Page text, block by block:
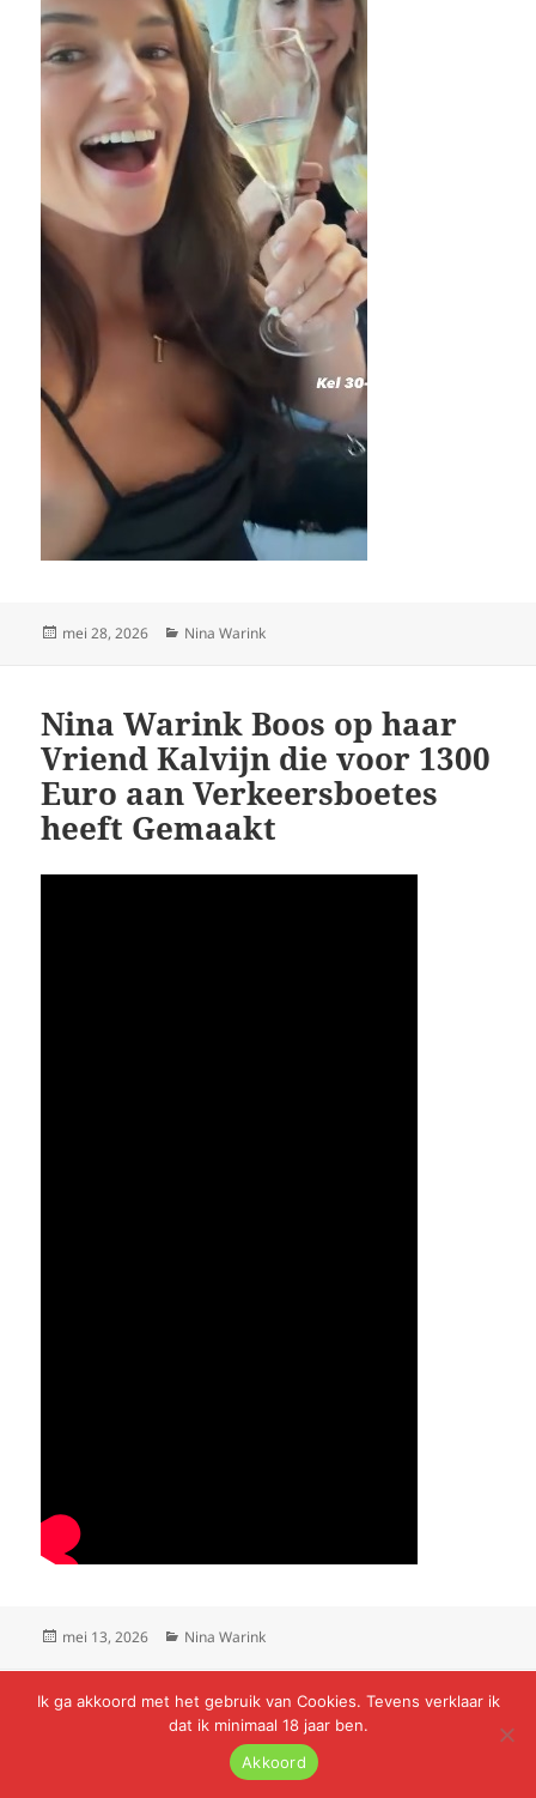
Geplaatst
mei 28, 2026 Categorieën
Nina Warink
Nina Warink Boos op haar
Vriend Kalvijn die voor 1300
Euro aan Verkeersboetes
heeft Gemaakt
Geplaatst
mei 13, 2026 Categorieën
Nina Warink
Zou Nina Warink Cola
Ik ga akkoord met het gebruik van Cookies. Tevens verklaar ik
dat ik minimaal 18 jaar ben.
Akkoord